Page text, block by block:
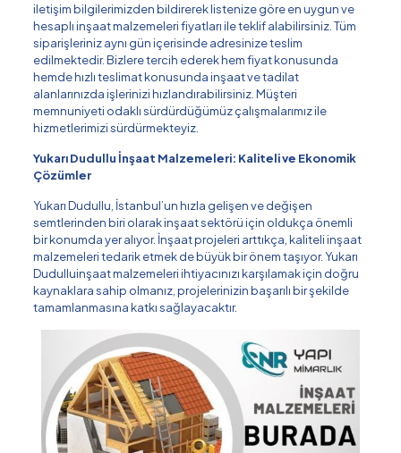
iletişim bilgilerimizden bildirerek listenize göre en uygun ve
hesaplı inşaat malzemeleri fiyatları ile teklif alabilirsiniz. Tüm
siparişleriniz aynı gün içerisinde adresinize teslim
edilmektedir. Bizlere tercih ederek hem fiyat konusunda
hemde hızlı teslimat konusunda inşaat ve tadilat
alanlarınızda işlerinizi hızlandırabilirsiniz. Müşteri
memnuniyeti odaklı sürdürdüğümüz çalışmalarımız ile
hizmetlerimizi sürdürmekteyiz.
Yukarı Dudullu İnşaat Malzemeleri: Kaliteli ve Ekonomik
Çözümler
Yukarı Dudullu, İstanbul’un hızla gelişen ve değişen
semtlerinden biri olarak inşaat sektörü için oldukça önemli
bir konumda yer alıyor. İnşaat projeleri arttıkça, kaliteli inşaat
malzemeleri tedarik etmek de büyük bir önem taşıyor. Yukarı
Dudulluinşaat malzemeleri ihtiyacınızı karşılamak için doğru
kaynaklara sahip olmanız, projelerinizin başarılı bir şekilde
tamamlanmasına katkı sağlayacaktır.